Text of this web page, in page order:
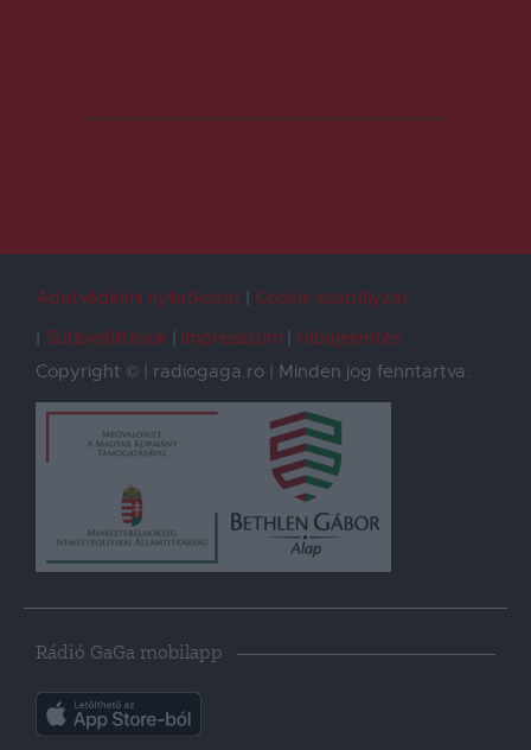
Adatvédelmi nyilatkozat
Cookie szabályzat
Sütibeállítások
Impresszum
Hibajelentés
Copyright © | radiogaga.ro | Minden jog fenntartva.
Rádió GaGa mobilapp